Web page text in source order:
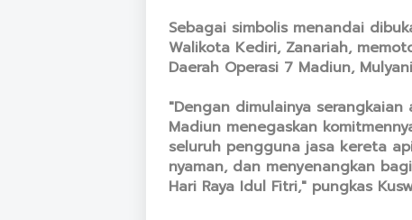
Sebagai simbolis menandai
Walikota Kediri, Zanariah,
Daerah Operasi 7 Madiun,
"Dengan dimulainya serangkaian
Madiun menegaskan
seluruh pengguna jasa kereta
nyaman, dan menyenangkan
Hari Raya Idul Fitri," pungkas